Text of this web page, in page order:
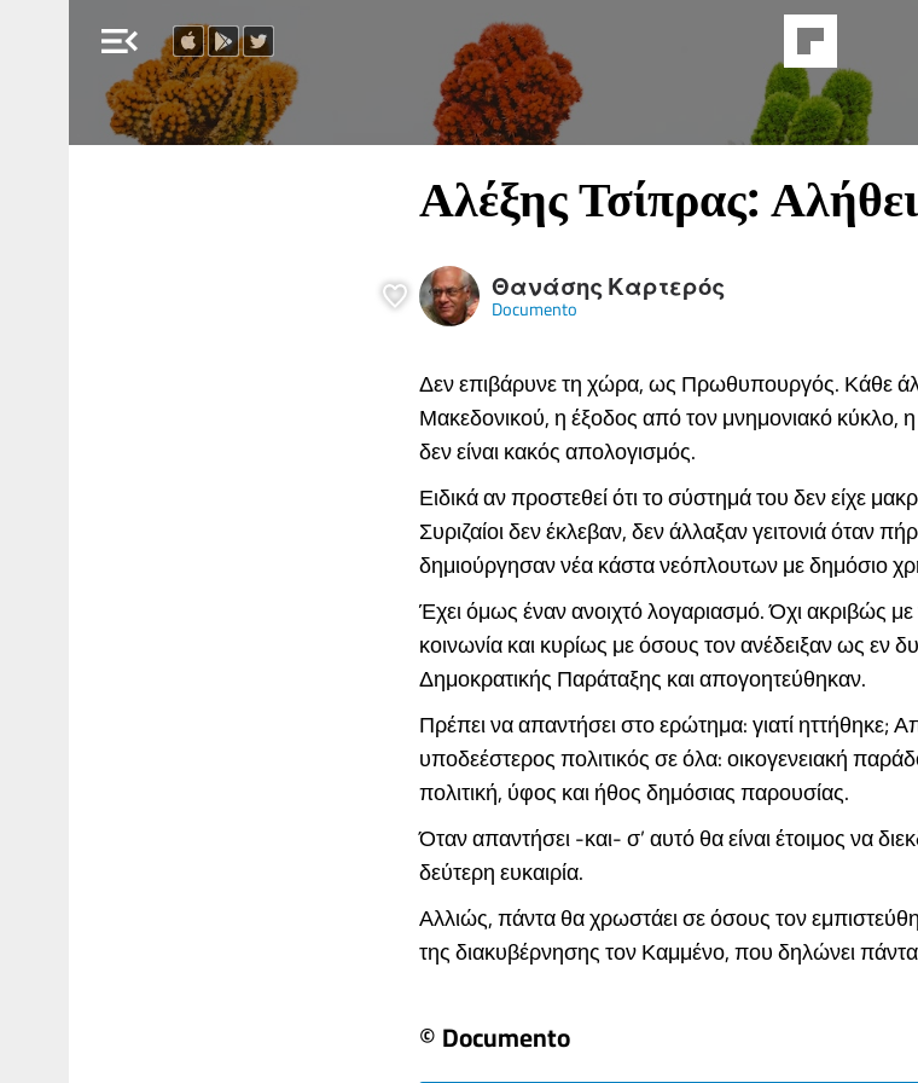
menu_open
Αλέξης Τσίπρας:
Θανάσης Καρτερός
Documento
Δεν επιβάρυνε τη χώρα, ως Πρωθυπουργός. Κάθε
Μακεδονικού, η έξοδος από τον μνημονιακό κύκλο,
δεν είναι κακός απολογισμός.
Ειδικά αν προστεθεί ότι το σύστημά του δεν είχε
Συριζαίοι δεν έκλεβαν, δεν άλλαξαν γειτονιά όταν
δημιούργησαν νέα κάστα νεόπλουτων με δημόσιο
Έχει όμως έναν ανοιχτό λογαριασμό. Όχι ακριβώς με
κοινωνία και κυρίως με όσους τον ανέδειξαν ως εν
Δημοκρατικής Παράταξης και απογοητεύθηκαν.
Πρέπει να απαντήσει στο ερώτημα: γιατί ηττήθηκε;
υποδεέστερος πολιτικός σε όλα: οικογενειακή
πολιτική, ύφος και ήθος δημόσιας παρουσίας.
Όταν απαντήσει -και- σ’ αυτό θα είναι έτοιμος να
δεύτερη ευκαιρία.
Αλλιώς, πάντα θα χρωστάει σε όσους τον
της διακυβέρνησης τον Καμμένο, που δηλώνει
© Documento